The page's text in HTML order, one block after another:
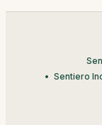
Sentiero